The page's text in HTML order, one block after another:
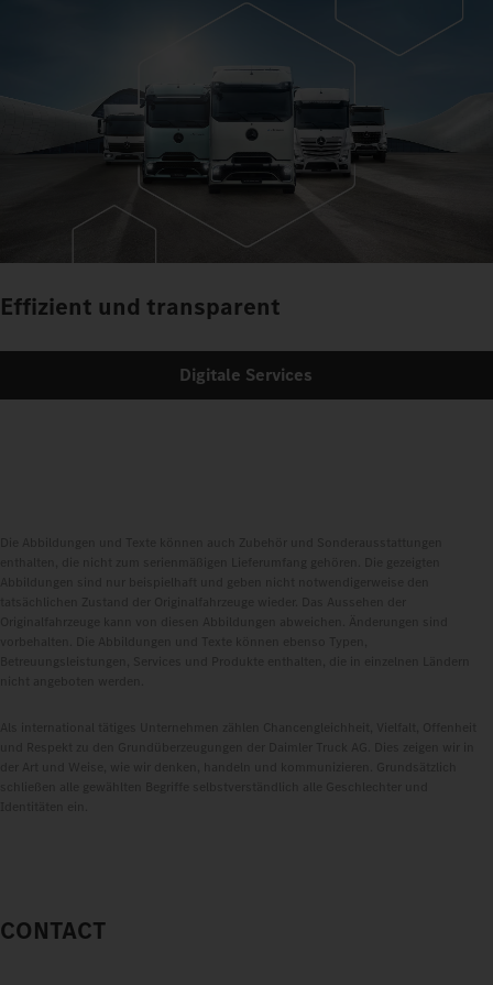
Effizient und transparent
Digitale Services
CONTACT